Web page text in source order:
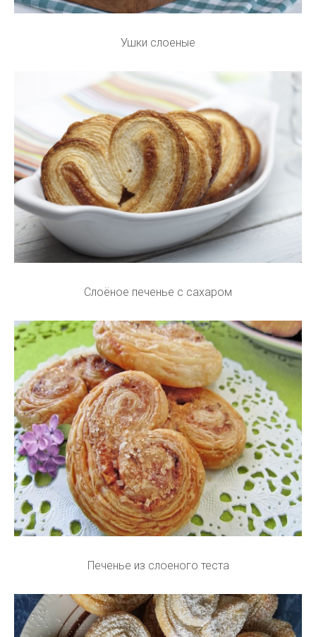
Ушки слоеные
Слоёное печенье с сахаром
Печенье из слоеного теста